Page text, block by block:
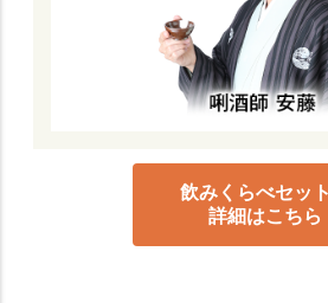
飲みくらべセッ
詳細はこちら